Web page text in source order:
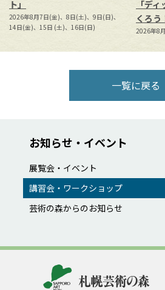
ト」
2026年8月7日(金)、8日(土)、9日(日)、
14日(金)、15日 (土)、16日(日)
「デ
くろう
2026年8
一覧に戻る
お知らせ・イベント
展覧会・イベント
講習会・ワークショップ
芸術の森からのお知らせ